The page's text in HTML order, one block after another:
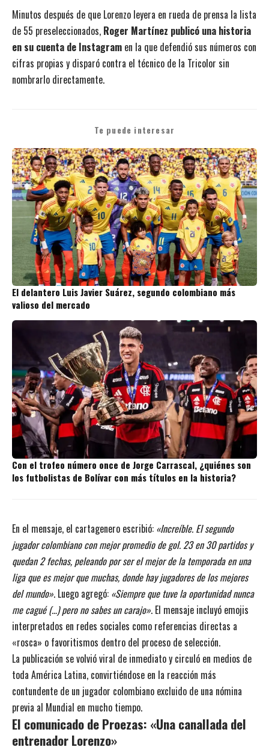
Minutos después de que Lorenzo leyera en rueda de prensa la lista
de 55 preseleccionados, Roger Martínez publicó una historia
en su cuenta de Instagram en la que defendió sus números con
cifras propias y disparó contra el técnico de la Tricolor sin
nombrarlo directamente.
Te puede interesar
El delantero Luis Javier Suárez, segundo colombiano más
valioso del mercado
Con el trofeo número once de Jorge Carrascal, ¿quiénes son
los futbolistas de Bolívar con más títulos en la historia?
En el mensaje, el cartagenero escribió: «Increíble. El segundo
jugador colombiano con mejor promedio de gol. 23 en 30 partidos y
quedan 2 fechas, peleando por ser el mejor de la temporada en una
liga que es mejor que muchas, donde hay jugadores de los mejores
del mundo». Luego agregó: «Siempre que tuve la oportunidad nunca
me cagué (…) pero no sabes un carajo». El mensaje incluyó emojis
interpretados en redes sociales como referencias directas a
«rosca» o favoritismos dentro del proceso de selección.
La publicación se volvió viral de inmediato y circuló en medios de
toda América Latina, convirtiéndose en la reacción más
contundente de un jugador colombiano excluido de una nómina
previa al Mundial en mucho tiempo.
El comunicado de Proezas: «Una canallada del
entrenador Lorenzo»